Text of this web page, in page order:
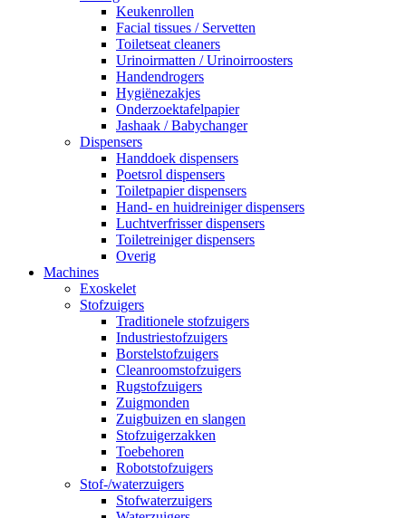
Keukenrollen
Facial tissues / Servetten
Toiletseat cleaners
Urinoirmatten / Urinoirroosters
Handendrogers
Hygiënezakjes
Onderzoektafelpapier
Jashaak / Babychanger
Dispensers
Handdoek dispensers
Poetsrol dispensers
Toiletpapier dispensers
Hand- en huidreiniger dispensers
Luchtverfrisser dispensers
Toiletreiniger dispensers
Overig
Machines
Exoskelet
Stofzuigers
Traditionele stofzuigers
Industriestofzuigers
Borstelstofzuigers
Cleanroomstofzuigers
Rugstofzuigers
Zuigmonden
Zuigbuizen en slangen
Stofzuigerzakken
Toebehoren
Robotstofzuigers
Stof-/waterzuigers
Stofwaterzuigers